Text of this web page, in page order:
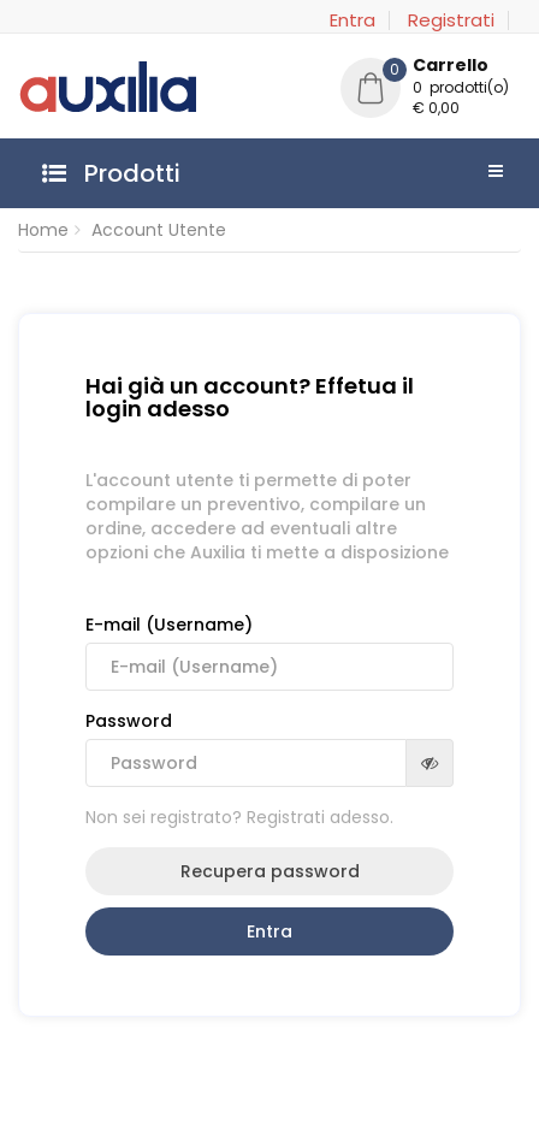
Entra Registrati
0 Carrello
0 prodotti(o)
€ 0,00
Prodotti
Home Account Utente
Hai già un account? Effetua il
login adesso
L'account utente ti permette di poter
compilare un preventivo, compilare un
ordine, accedere ad eventuali altre
opzioni che Auxilia ti mette a disposizione
E-mail (Username)
Password
Non sei registrato? Registrati adesso.
Recupera password
Entra